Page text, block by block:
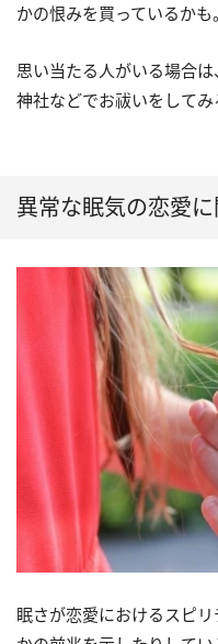
かの恨みを買っているかも。
思い当たる人がいる場合
神社などでお祓いをしてみ
異常な眠気の恋愛
眠さが恋愛におけるスピ